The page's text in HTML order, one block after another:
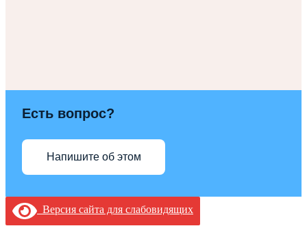
Есть вопрос?
Напишите об этом
Версия сайта для слабовидящих